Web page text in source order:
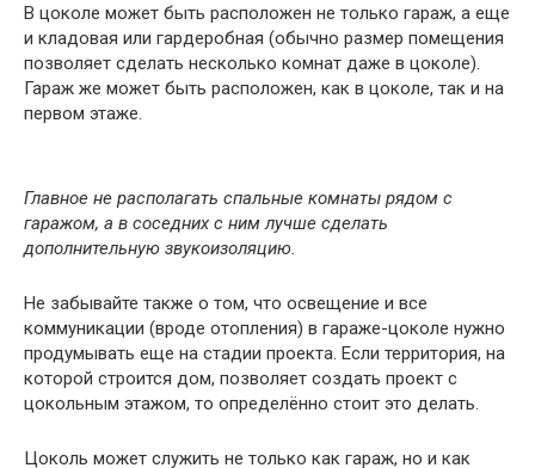
В цоколе может быть расположен не только гараж, а еще
и кладовая или гардеробная (обычно размер помещения
позволяет сделать несколько комнат даже в цоколе).
Гараж же может быть расположен, как в цоколе, так и на
первом этаже.
Главное не располагать спальные комнаты рядом с
гаражом, а в соседних с ним лучше сделать
дополнительную звукоизоляцию.
Не забывайте также о том, что освещение и все
коммуникации (вроде отопления) в гараже-цоколе нужно
продумывать еще на стадии проекта. Если территория, на
которой строится дом, позволяет создать проект с
цокольным этажом, то определённо стоит это делать.
Цоколь может служить не только как гараж, но и как